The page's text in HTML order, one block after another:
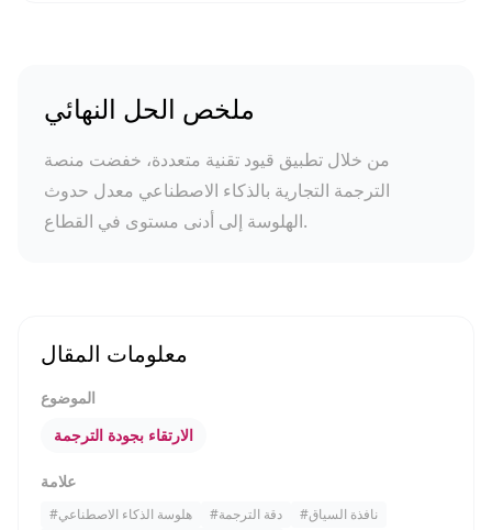
ملخص الحل النهائي
من خلال تطبيق قيود تقنية متعددة، خفضت منصة
الترجمة التجارية بالذكاء الاصطناعي معدل حدوث
الهلوسة إلى أدنى مستوى في القطاع.
معلومات المقال
الموضوع
الارتقاء بجودة الترجمة
علامة
#هلوسة الذكاء الاصطناعي #دقة الترجمة #نافذة السياق